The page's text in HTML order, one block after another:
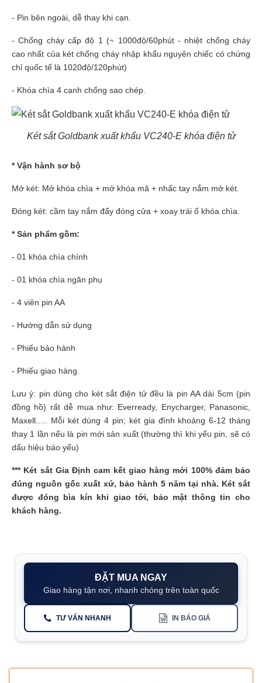
- Pin bên ngoài, dễ thay khi cạn.
- Chống cháy cấp độ 1 (~ 1000độ/60phút - nhiệt chống cháy
cao nhất của két chống cháy nhập khẩu nguyên chiếc có chứng
chỉ quốc tế là 1020độ/120phút)
- Khóa chìa 4 cạnh chống sao chép.
Két sắt Goldbank xuất khẩu VC240-E khóa điện tử
* Vận hành sơ bộ
Mở két: Mở khóa chìa + mở khóa mã + nhấc tay nắm mở két.
Đóng két: cầm tay nắm đẩy đóng cửa + xoay trái ổ khóa chìa.
* Sản phẩm gồm:
- 01 khóa chìa chính
- 01 khóa chìa ngăn phụ
- 4 viên pin AA
- Hướng dẫn sử dụng
- Phiếu bảo hành
- Phiếu giao hàng.
Lưu ý: pin dùng cho két sắt điện tử đều là pin AA dài 5cm (pin
đồng hồ) rất dễ mua như: Everready, Enycharger, Panasonic,
Maxell..... Mỗi két dùng 4 pin; két gia đình khoảng 6-12 tháng
thay 1 lần nếu là pin mới sản xuất (thường thì khi yếu pin, sẽ có
dấu hiệu báo yếu)
*** Két sắt Gia Định cam kết giao hàng mới 100% đảm bảo
đúng nguồn gốc xuất xứ, bảo hành 5 năm tại nhà. Két sắt
được đóng bìa kín khi giao tới, bảo mật thông tin cho
khách hàng.
ĐẶT MUA NGAY
Giao hàng tận nơi, nhanh chóng trên toàn quốc
TƯ VẤN NHANH IN BÁO GIÁ